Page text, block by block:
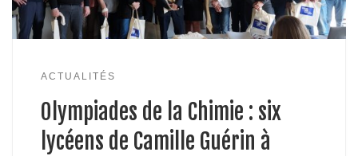
ACTUALITÉS
Olympiades de la Chimie : six
lycéens de Camille Guérin à